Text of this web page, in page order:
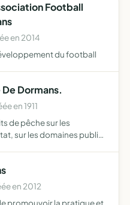
Football
en 2014
du football
Dormans.
en 1911
de pêche sur les
sur les domaines public
en 2012
promouvoir la pratique et